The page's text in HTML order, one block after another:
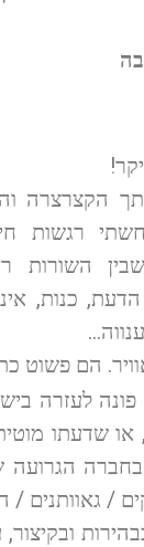
הקצרצרה
רגשות
השורות
הדעת, כנות,
הם פשוט
לעזרה
שדעתו
הגרועה
/ גאוותנים